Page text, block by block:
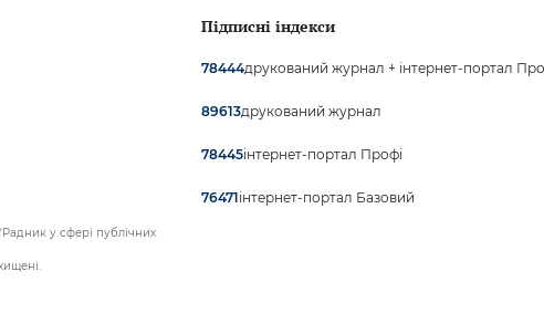
у сфері публічних
Підписні індекси
78444друкований журнал + інтернет-портал
89613друкований журнал
78445інтернет-портал Профі
76471інтернет-портал Базовий